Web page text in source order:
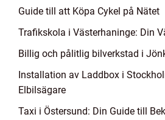
Guide till att Köpa Cykel på Nätet
Trafikskola i Västerhaninge: Din
Billig och pålitlig bilverkstad i
Installation av Laddbox i
Elbilsägare
Taxi i Östersund: Din Guide till